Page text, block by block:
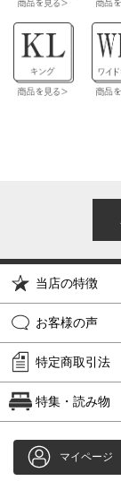
当店の特徴
お客様の声
特定商取引法
特集・読み物
マイページ